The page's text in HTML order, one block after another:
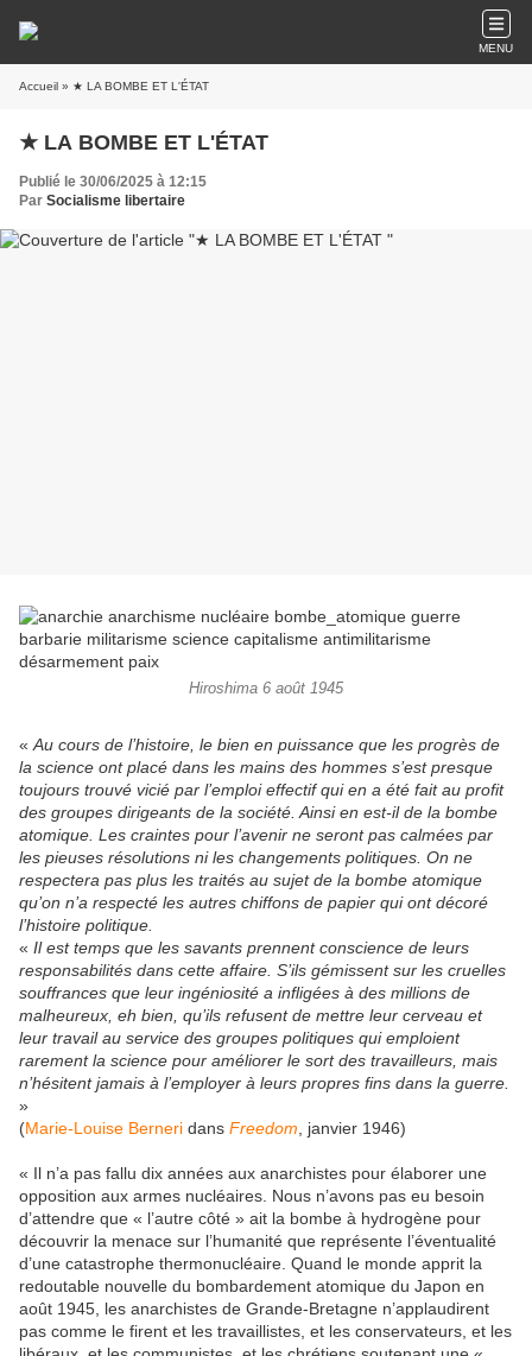
MENU
Accueil » ★ LA BOMBE ET L'ÉTAT
★ LA BOMBE ET L'ÉTAT
Publié le 30/06/2025 à 12:15
Par Socialisme libertaire
Hiroshima 6 août 1945
« Au cours de l’histoire, le bien en puissance que les progrès de
la science ont placé dans les mains des hommes s’est presque
toujours trouvé vicié par l’emploi effectif qui en a été fait au profit
des groupes dirigeants de la société. Ainsi en est-il de la bombe
atomique. Les craintes pour l’avenir ne seront pas calmées par
les pieuses résolutions ni les changements politiques. On ne
respectera pas plus les traités au sujet de la bombe atomique
qu’on n’a respecté les autres chiffons de papier qui ont décoré
l’histoire politique.
« Il est temps que les savants prennent conscience de leurs
responsabilités dans cette affaire. S’ils gémissent sur les cruelles
souffrances que leur ingéniosité a infligées à des millions de
malheureux, eh bien, qu’ils refusent de mettre leur cerveau et
leur travail au service des groupes politiques qui emploient
rarement la science pour améliorer le sort des travailleurs, mais
n’hésitent jamais à l’employer à leurs propres fins dans la guerre.
»
(Marie-Louise Berneri dans Freedom , janvier 1946)
« Il n’a pas fallu dix années aux anarchistes pour élaborer une
opposition aux armes nucléaires. Nous n’avons pas eu besoin
d’attendre que « l’autre côté » ait la bombe à hydrogène pour
découvrir la menace sur l’humanité que représente l’éventualité
d’une catastrophe thermonucléaire. Quand le monde apprit la
redoutable nouvelle du bombardement atomique du Japon en
août 1945, les anarchistes de Grande-Bretagne n’applaudirent
pas comme le firent et les travaillistes, et les conservateurs, et les